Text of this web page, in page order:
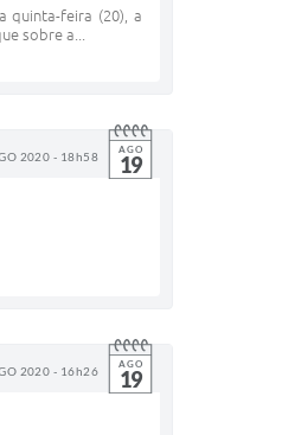
quinta-feira (20), a
sobre a...
2020 - 18h58 AGO
19
2020 - 16h26 AGO
19